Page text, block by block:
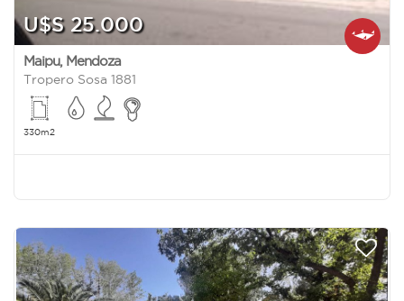
U$S 25.000
Maipu, Mendoza
Tropero Sosa 1881
330m2